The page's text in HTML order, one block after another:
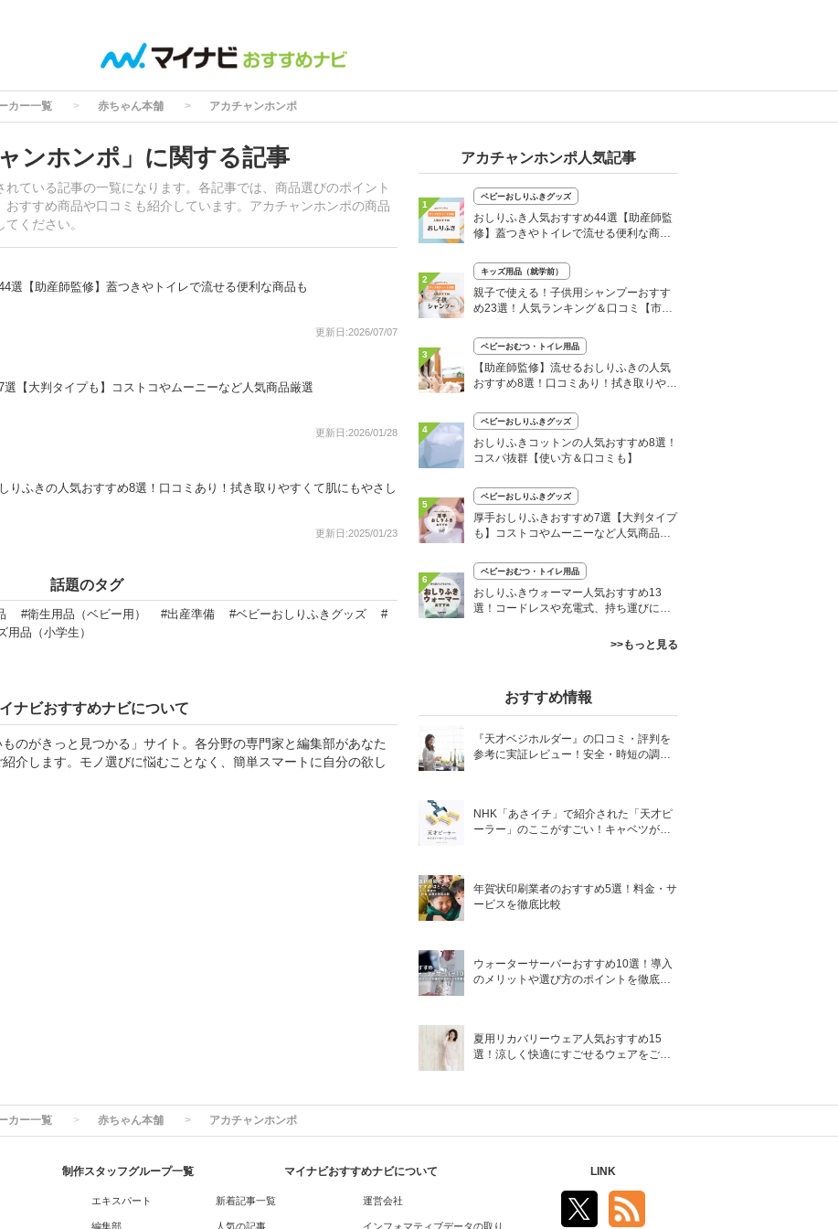
カー一覧 赤ちゃん本舗 アカチャンホンポ
ンホンポ」に関する記事
ている記事の一覧になります。各記事では、商品選びのポイント
すすめ商品や口コミも紹介しています。アカチャンホンポの商品
ください。
選【助産師監修】蓋つきやトイレで流せる便利な商品も
更新日:2026/07/07
【大判タイプも】コストコやムーニーなど人気商品厳選
更新日:2026/01/28
りふきの人気おすすめ8選！口コミあり！拭き取りやすくて肌にもやさし
更新日:2025/01/23
話題のタグ
#衛生用品（ベビー用） #出産準備 #ベビーおしりふきグッズ
#
用品（小学生）
ナビおすすめナビについて
のがきっと見つかる」サイト。各分野の専門家と編集部があなた
介します。モノ選びに悩むことなく、簡単スマートに自分の欲し
アカチャンホンポ人気記事
1
ベビーおしりふきグッズ
おしりふき人気おすすめ44選【助産師監
修】蓋つきやトイレで流せる便利な商品
2
キッズ用品（就学前）
親子で使える！子供用シャンプーおすす
め23選！人気ランキング＆口コミ【市販
3
ベビーおむつ・トイレ用品
【助産師監修】流せるおしりふきの人気
おすすめ8選！口コミあり！拭き取りやす
4
ベビーおしりふきグッズ
おしりふきコットンの人気おすすめ8選！
コスパ抜群【使い方＆口コミも】
5
ベビーおしりふきグッズ
厚手おしりふきおすすめ7選【大判タイプ
も】コストコやムーニーなど人気商品厳
6
ベビーおむつ・トイレ用品
おしりふきウォーマー人気おすすめ13
選！コードレスや充電式、持ち運びに便
>>もっと見る
おすすめ情報
『天才ベジホルダー』の口コミ・評判を
参考に実証レビュー！安全・時短の調理
NHK「あさイチ」で紹介された「天才ピ
ーラー」のここがすごい！キャベツがほ
年賀状印刷業者のおすすめ5選！料金・サ
ービスを徹底比較
ウォーターサーバーおすすめ10選！導入
のメリットや選び方のポイントを徹底解
夏用リカバリーウェア人気おすすめ15
選！涼しく快適にすごせるウェアをご紹
カー一覧 赤ちゃん本舗 アカチャンホンポ
制作スタッフグループ一覧
エキスパート
編集部
マイナビおすすめナビについて
新着記事一覧
人気の記事
運営会社
インフォマティブデータの取り
LINK